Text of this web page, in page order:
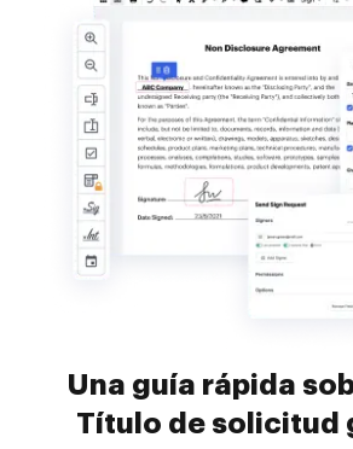
Una guía rápida
Título de solicitud